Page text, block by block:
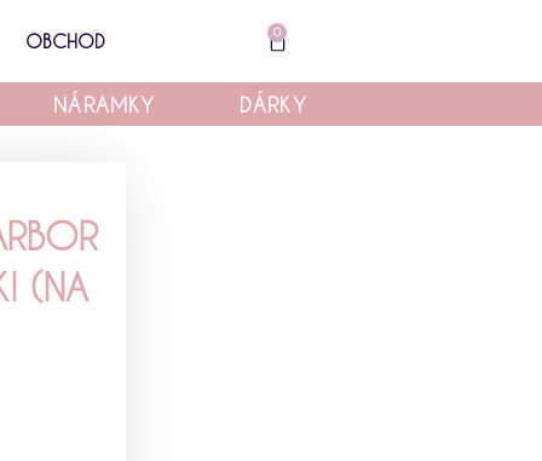
OBCHOD 0
Cart
NÁRAMKY DÁRKY
(NA